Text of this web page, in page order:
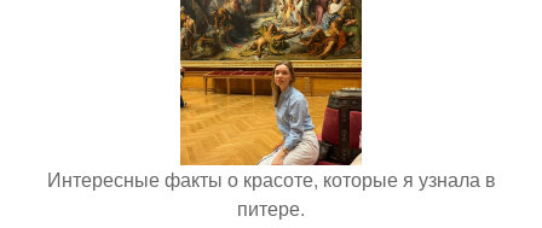
Интересные факты о красоте, которые я узнала в
питере.